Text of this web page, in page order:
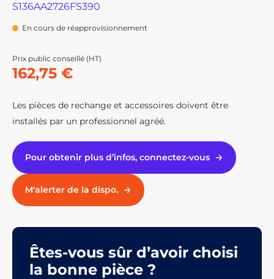
S136AA2726FS390
En cours de réapprovisionnement
Prix public conseillé (HT)
162,75 €
Les pièces de rechange et accessoires doivent être
installés par un professionnel agréé.
Pour obtenir plus d’infos, connectez-vous
M'alerter de la dispo.
Êtes-vous sûr d’avoir choisi
la bonne pièce ?